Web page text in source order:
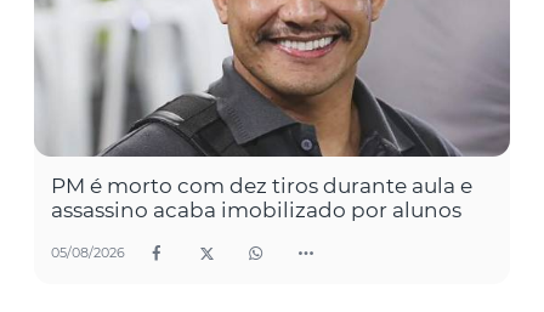
PM é morto com dez tiros durante aula e
assassino acaba imobilizado por alunos
05/08/2026